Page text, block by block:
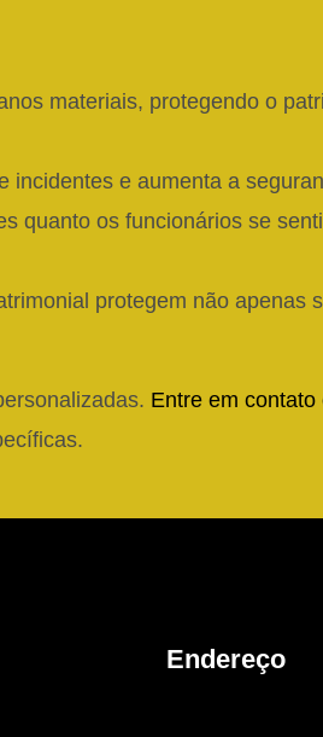
materiais, protegendo o
incidentes e aumenta a
quanto os funcionários se
protegem não apenas
Entre em contato
Endereço